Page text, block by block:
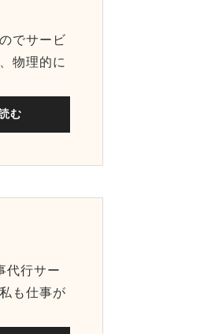
でサービ
物理的に
む
代行サー
も仕事が